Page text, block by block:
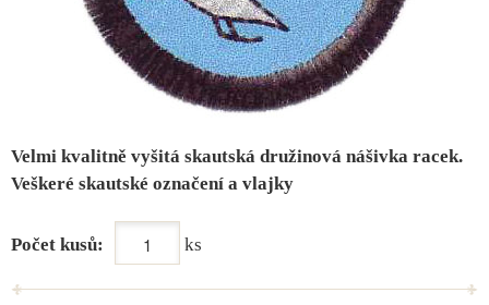
Velmi kvalitně vyšitá skautská družinová nášivka racek.
Veškeré skautské označení a vlajky
Počet kusů: ks